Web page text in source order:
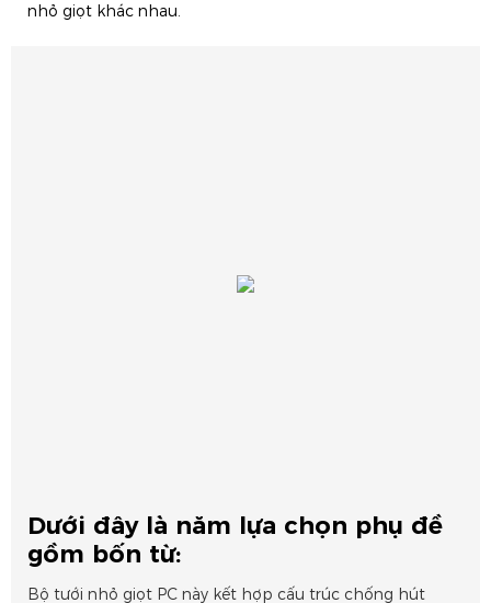
nhỏ giọt khác nhau.
Dưới đây là năm lựa chọn phụ đề
gồm bốn từ:
Bộ tưới nhỏ giọt PC này kết hợp cấu trúc chống hút